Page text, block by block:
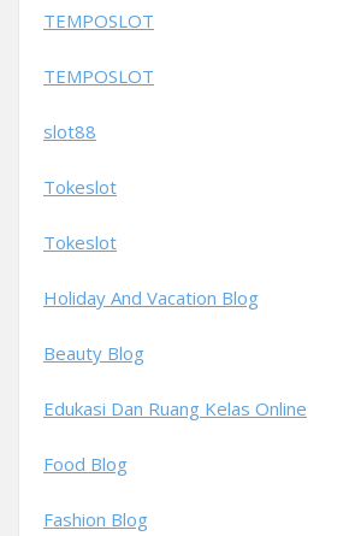
TEMPOSLOT
TEMPOSLOT
slot88
Tokeslot
Tokeslot
Holiday And Vacation Blog
Beauty Blog
Edukasi Dan Ruang Kelas Online
Food Blog
Fashion Blog